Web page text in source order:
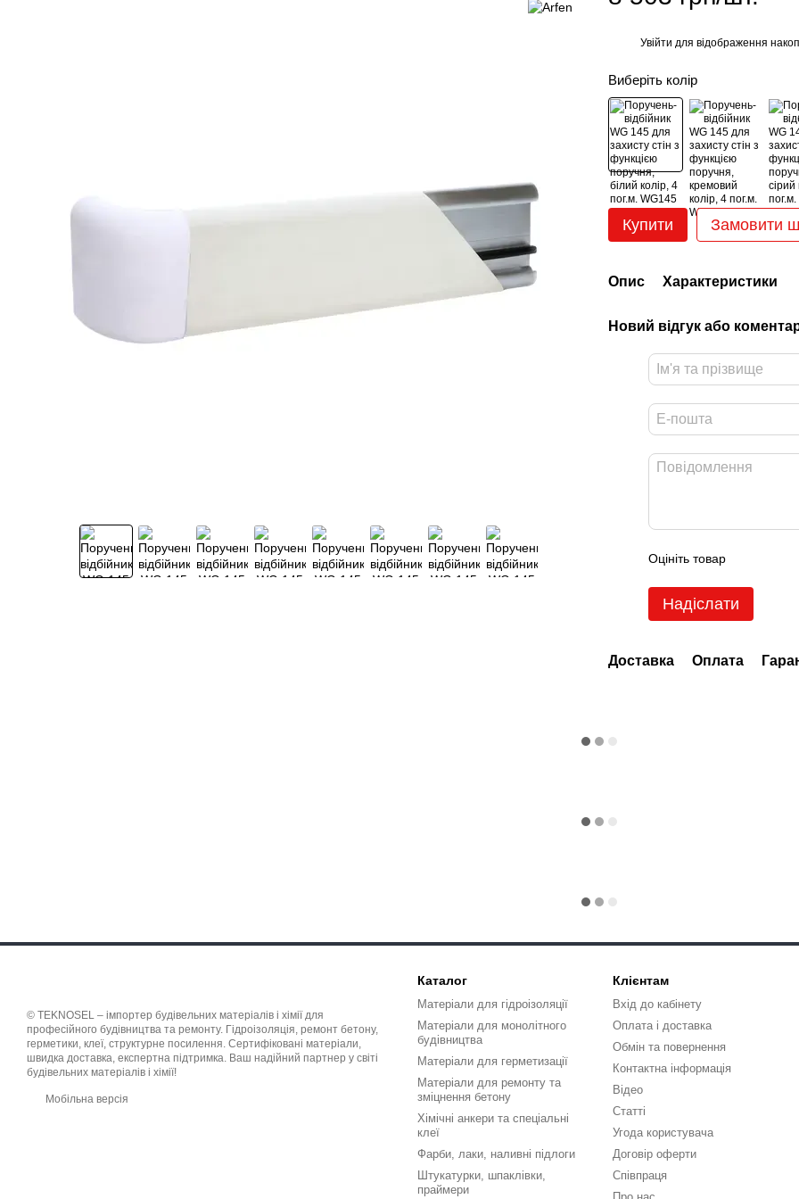
Увійти для відображення
Виберіть колір
Купити Замовити
Опис Характеристики
Новий відгук або
Оцініть товар
Надіслати
Доставка Оплата
© TEKNOSEL – імпортер будівельних матеріалів і хімії для
професійного будівництва та ремонту. Гідроізоляція, ремонт бетону,
герметики, клеї, структурне посилення. Сертифіковані матеріали,
швидка доставка, експертна підтримка. Ваш надійний партнер у світі
будівельних матеріалів і хімії!
Мобільна версія
Каталог
Матеріали для гідроізоляції
Матеріали для монолітного
будівництва
Матеріали для герметизації
Матеріали для ремонту та
зміцнення бетону
Хімічні анкери та спеціальні
клеї
Фарби, лаки, наливні підлоги
Штукатурки, шпаклівки,
праймери
Клієнтам
Вхід до кабінету
Оплата і доставка
Обмін та повернення
Контактна інформація
Відео
Статті
Угода користувача
Договір оферти
Співпраця